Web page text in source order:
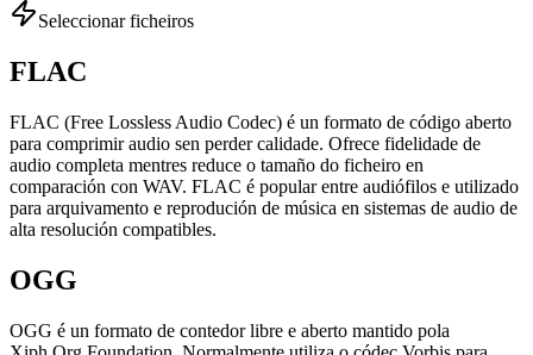
Seleccionar ficheiros
FLAC
FLAC (Free Lossless Audio Codec) é un formato de código aberto
para comprimir audio sen perder calidade. Ofrece fidelidade de
audio completa mentres reduce o tamaño do ficheiro en
comparación con WAV. FLAC é popular entre audiófilos e utilizado
para arquivamento e reprodución de música en sistemas de audio de
alta resolución compatibles.
OGG
OGG é un formato de contedor libre e aberto mantido pola